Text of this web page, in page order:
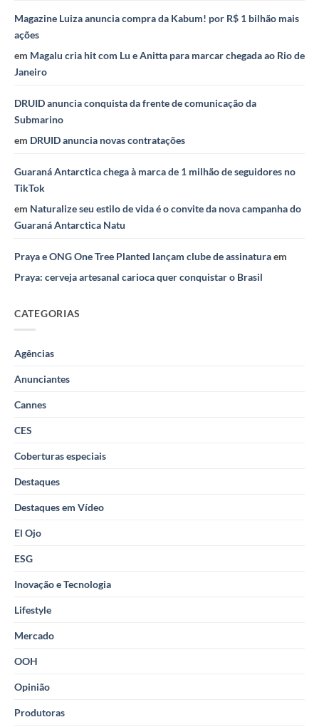
Magazine Luiza anuncia compra da Kabum! por R$ 1 bilhão mais
ações
em Magalu cria hit com Lu e Anitta para marcar chegada ao Rio de
Janeiro
DRUID anuncia conquista da frente de comunicação da
Submarino
em DRUID anuncia novas contratações
Guaraná Antarctica chega à marca de 1 milhão de seguidores no
TikTok
em Naturalize seu estilo de vida é o convite da nova campanha do
Guaraná Antarctica Natu
Praya e ONG One Tree Planted lançam clube de assinaturaem
Praya: cerveja artesanal carioca quer conquistar o Brasil
CATEGORIAS
Agências
Anunciantes
Cannes
CES
Coberturas especiais
Destaques
Destaques em Vídeo
El Ojo
ESG
Inovação e Tecnologia
Lifestyle
Mercado
OOH
Opinião
Produtoras